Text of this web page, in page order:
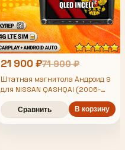
21 900 ₽71 900 ₽
Штатная магнитола Андроид 9
для NISSAN QASHQAI (2006-
2013), 4/64гб, DSP, Topway
TS105, беспроводной CarPlay и
Android Auto, GPS и ГЛОНАСС
Сравнить В корзину